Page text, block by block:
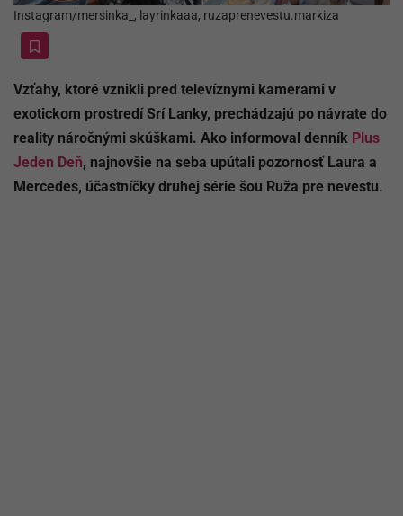
Instagram/mersinka_, layrinkaaa, ruzaprenevestu.markiza
Vzťahy, ktoré vznikli pred televíznymi kamerami v
exotickom prostredí Srí Lanky, prechádzajú po návrate do
reality náročnými skúškami. Ako informoval denník Plus
Jeden Deň, najnovšie na seba upútali pozornosť Laura a
Mercedes, účastníčky druhej série šou Ruža pre nevestu.